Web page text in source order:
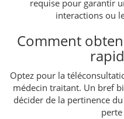
requise pour garantir
interactions ou
Comment
Optez pour la
médecin traitant. Un bref
décider de la pertinence